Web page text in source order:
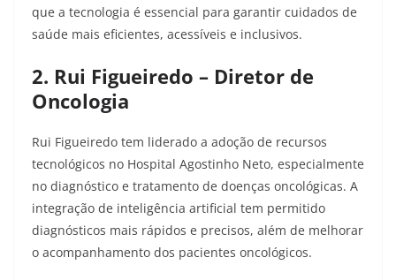
que a tecnologia é essencial para garantir cuidados de
saúde mais eficientes, acessíveis e inclusivos.​
2. Rui Figueiredo – Diretor de
Oncologia
Rui Figueiredo tem liderado a adoção de recursos
tecnológicos no Hospital Agostinho Neto, especialmente
no diagnóstico e tratamento de doenças oncológicas. A
integração de inteligência artificial tem permitido
diagnósticos mais rápidos e precisos, além de melhorar
o acompanhamento dos pacientes oncológicos.​